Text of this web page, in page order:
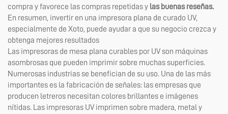
compra y favorece las compras repetidas y las buenas reseñas.
En resumen, invertir en una impresora plana de curado UV,
especialmente de Xoto, puede ayudar a que su negocio crezca y
obtenga mejores resultados
Las impresoras de mesa plana curables por UV son máquinas
asombrosas que pueden imprimir sobre muchas superficies.
Numerosas industrias se benefician de su uso. Una de las más
importantes es la fabricación de señales: las empresas que
producen letreros necesitan colores brillantes e imágenes
nítidas. Las impresoras UV imprimen sobre madera, metal y